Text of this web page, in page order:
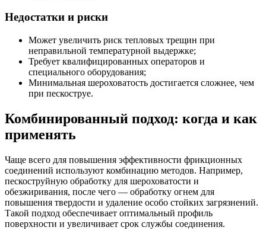
Недостатки и риски
Может увеличить риск тепловых трещин при
неправильной температурной выдержке;
Требует квалифицированных операторов и
специального оборудования;
Минимальная шероховатость достигается сложнее, чем
при пескоструе.
Комбинированный подход: когда и как
применять
Чаще всего для повышения эффективности фрикционных
соединений используют комбинацию методов. Например,
пескоструйную обработку для шероховатости и
обезжиривания, после чего — обработку огнем для
повышения твердости и удаление особо стойких загрязнений.
Такой подход обеспечивает оптимальный профиль
поверхности и увеличивает срок службы соединения.